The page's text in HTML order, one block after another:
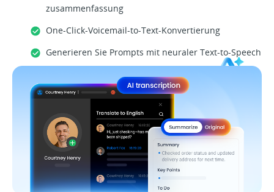
zusammenfassung
One-Click-Voicemail-to-Text-Konvertierung
Generieren Sie Prompts mit neuraler Text-to-Speech